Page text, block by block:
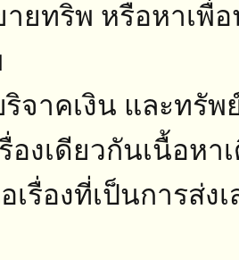
ยทริพ หรือหาเพื่
จาคเงิน และทรั
องเดียวกันเนื้อหา
เรื่องที่เป็นการส่ง